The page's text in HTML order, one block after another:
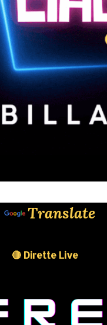
Translate
🔴 Dirette Live